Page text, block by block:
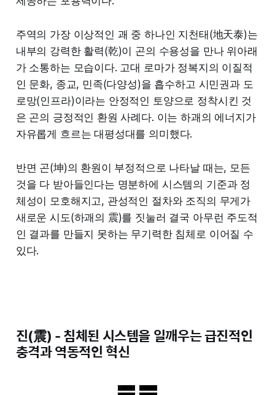
주역의 가장 이상적인 괘 중 하나인 지천태(地天泰)는
내부의 강력한 활력(乾)이 곤의 수용성을 만나 위아래
가 소통하는 모습이다. 고대 로마가 정복지의 이질적
인 문화, 종교, 민족(다양성)을 흡수하고 시민권과 도
로망(인프라)이라는 안정적인 토양으로 정착시킨 것
은 곤의 긍정적인 환원 사례다. 이는 하괘의 에너지가
자유롭게 흐르는 대평성대를 의미했다.
반면 곤(坤)의 환원이 부정적으로 나타날 때는, 모든
것을 다 받아들인다는 명분하에 시스템의 기준과 정
체성이 모호해지고, 관성적인 절차와 조직의 무게가
새로운 시도(하괘의 震)를 짓눌러 결국 아무런 주도적
인 결과를 만들지 못하는 무기력한 침체로 이어질 수
있다.
진(震) - 침체된 시스템을 일깨우는 급진적인
충격과 역동적인 혁신